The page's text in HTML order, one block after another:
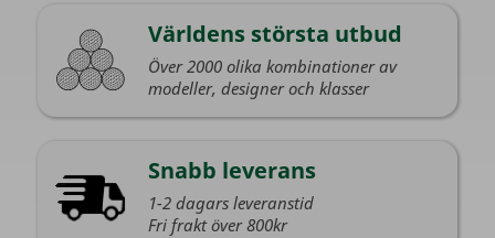
Världens största utbud
Över 2000 olika kombinationer av
modeller, designer och klasser
Snabb leverans
1-2 dagars leveranstid
Fri frakt över 800kr